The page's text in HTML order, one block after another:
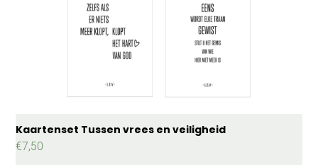
Kaartenset Tussen vrees en veiligheid
€7,50